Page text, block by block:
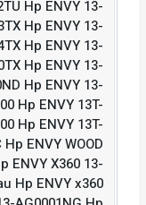
Hp ENVY 13-
Hp ENVY 13-
Hp ENVY 13-
Hp ENVY 13-
Hp ENVY 13-
Hp ENVY 13T-
Hp ENVY 13T-
ENVY WOOD
ENVY X360 13-
Hp ENVY x360